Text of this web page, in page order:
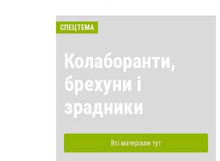
СПЕЦТЕМА
Колаборанти,
брехуни і
зрадники
Всі матеріали тут